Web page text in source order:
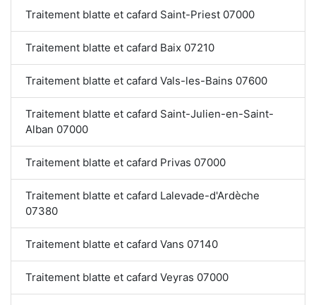
Traitement blatte et cafard Saint-Priest 07000
Traitement blatte et cafard Baix 07210
Traitement blatte et cafard Vals-les-Bains 07600
Traitement blatte et cafard Saint-Julien-en-Saint-
Alban 07000
Traitement blatte et cafard Privas 07000
Traitement blatte et cafard Lalevade-d'Ardèche
07380
Traitement blatte et cafard Vans 07140
Traitement blatte et cafard Veyras 07000